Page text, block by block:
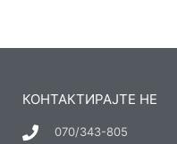
КОНТАКТИРАЈТЕ НЕ
070/343-805